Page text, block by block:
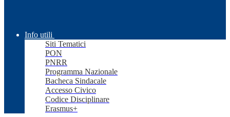
Info utili
Siti Tematici
PON
PNRR
Programma Nazionale
Bacheca Sindacale
Accesso Civico
Codice Disciplinare
Erasmus+